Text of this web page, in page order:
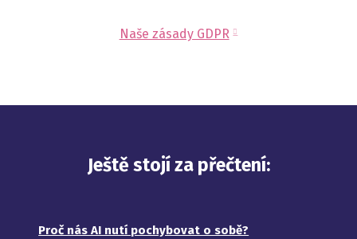
Naše zásady GDPR
Ještě stojí za přečtení:
Proč nás AI nutí pochybovat o sobě?